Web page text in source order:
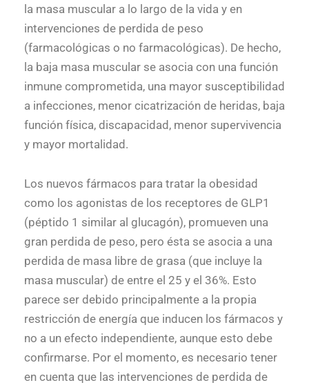
la masa muscular a lo largo de la vida y en
intervenciones de perdida de peso
(farmacológicas o no farmacológicas). De hecho,
la baja masa muscular se asocia con una función
inmune comprometida, una mayor susceptibilidad
a infecciones, menor cicatrización de heridas, baja
función física, discapacidad, menor supervivencia
y mayor mortalidad.
Los nuevos fármacos para tratar la obesidad
como los agonistas de los receptores de GLP1
(péptido 1 similar al glucagón), promueven una
gran perdida de peso, pero ésta se asocia a una
perdida de masa libre de grasa (que incluye la
masa muscular) de entre el 25 y el 36%. Esto
parece ser debido principalmente a la propia
restricción de energía que inducen los fármacos y
no a un efecto independiente, aunque esto debe
confirmarse. Por el momento, es necesario tener
en cuenta que las intervenciones de perdida de